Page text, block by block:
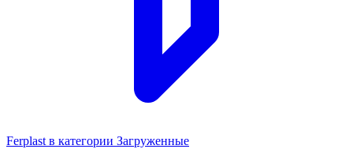
Ferplast в категории Загруженные